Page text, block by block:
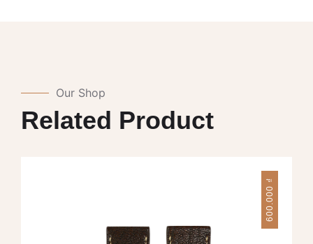
Our Shop
Related Product
600.000
₫